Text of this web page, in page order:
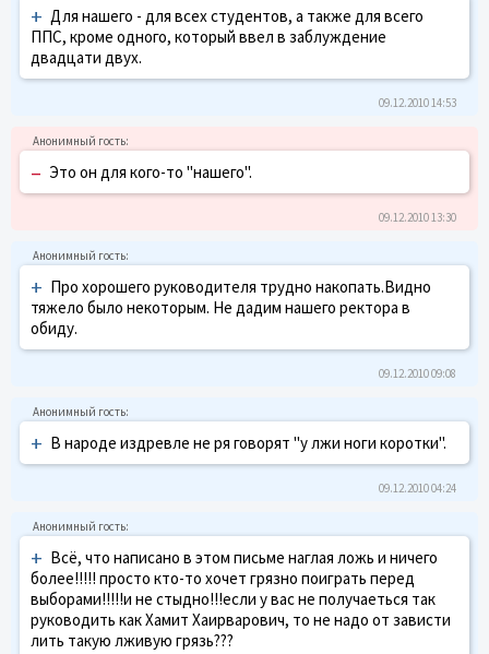
+ Для нашего - для всех студентов, а также для всего
ППС, кроме одного, который ввел в заблуждение
двадцати двух.
09.12.2010 14:53
– Это он для кого-то "нашего".
09.12.2010 13:30
+ Про хорошего руководителя трудно накопать.Видно
тяжело было некоторым. Не дадим нашего ректора в
обиду.
09.12.2010 09:08
+ В народе издревле не ря говорят "у лжи ноги коротки".
09.12.2010 04:24
+ Всё, что написано в этом письме наглая ложь и ничего
более!!!!! просто кто-то хочет грязно поиграть перед
выборами!!!!!и не стыдно!!!если у вас не получаеться так
руководить как Хамит Хаирварович, то не надо от зависти
лить такую лживую грязь???